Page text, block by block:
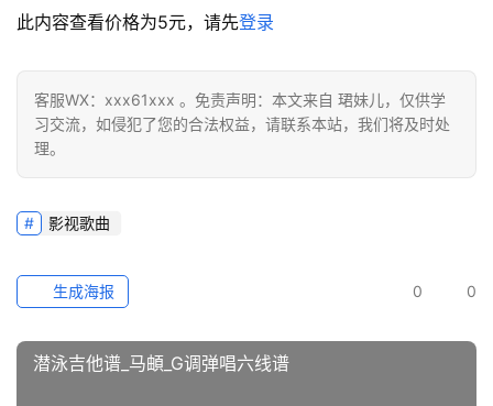
此内容查看价格为5元，请先登录
客服WX：xxx61xxx 。免责声明：本文来自 珺妹儿，仅供学
习交流，如侵犯了您的合法权益，请联系本站，我们将及时处
理。
影视歌曲
0 0
生成海报
潜泳吉他谱_马頔_G调弹唱六线谱